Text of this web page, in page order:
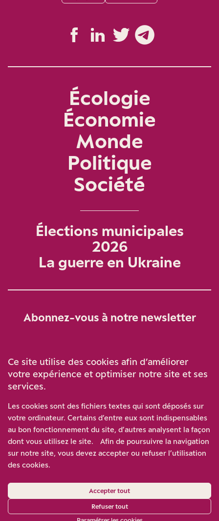
Écologie
Économie
Monde
Politique
Société
Élections municipales
2026
La guerre en Ukraine
Abonnez-vous à notre newsletter
Participez à notre effort pour conforter la démocratie en
luttant contre l’ascension aux extrêmes, et la
disqualification de l’adversaire, en promouvant la
confrontation des idées et des opinions.
Nous soutenir
Ce site utilise des cookies afin d’améliorer
votre expérience et optimiser notre site et ses
services.
Les cookies sont des fichiers textes qui sont déposés sur
votre ordinateur. Certains d’entre eux sont indispensables
au bon fonctionnement du site, d’autres analysent la façon
dont vous utilisez le site. Afin de poursuivre la navigation
sur notre site, vous devez accepter ou refuser l’utilisation
des cookies.
Accepter tout
Refuser tout